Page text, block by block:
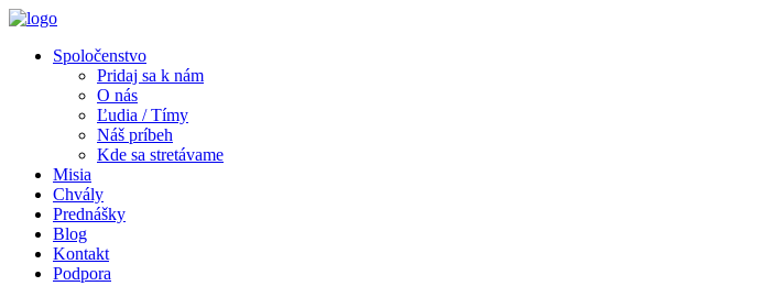
Spoločenstvo
Pridaj sa k nám
O nás
Ľudia / Tímy
Náš príbeh
Kde sa stretávame
Misia
Chvály
Prednášky
Blog
Kontakt
Podpora